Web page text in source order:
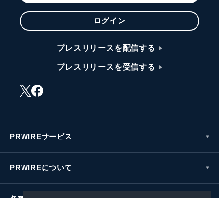
ログイン
プレスリリースを配信する
プレスリリースを受信する
PRWIREサービス
PRWIREについて